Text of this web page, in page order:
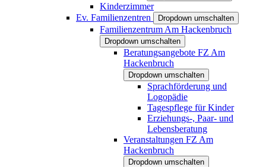
Kinderzimmer
Ev. Familienzentren
Dropdown umschalten
Familienzentrum Am Hackenbruch
Dropdown umschalten
Beratungsangebote FZ Am
Hackenbruch
Dropdown umschalten
Sprachförderung und
Logopädie
Tagespflege für Kinder
Erziehungs-, Paar- und
Lebensberatung
Veranstaltungen FZ Am
Hackenbruch
Dropdown umschalten